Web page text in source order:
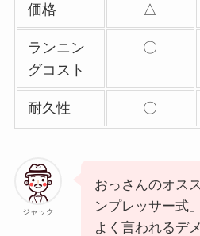
価格 △
ランニン
グコスト
〇
耐久性 〇
ジャック
おっさんのオス
ンプレッサー式」
よく言われるデ